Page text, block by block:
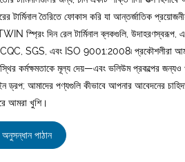
টার্মিনাল তৈরিতে ফোকাস করি যা আন্তর্জাতিক
স্প্রিং দিন রেল টার্মিনাল ব্লকগুলি, উদাহরণস্বরূপ,
SGS, এবং ISO 9001:2008৷ প্রকৌশলীরা
কর্মক্ষমতাকে মূল্য দেয়—এবং ভলিউম প্রকল্পের জন্যও
ড্রপ; আমাদের পণ্যগুলি কীভাবে আপনার আবেদনের
আমরা খুশি।
অনুসন্ধান পাঠান